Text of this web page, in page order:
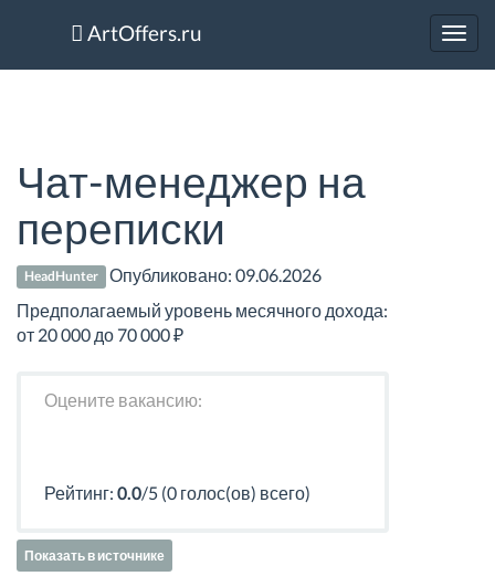
ArtOffers.ru
Чат-менеджер на
переписки
HeadHunter Опубликовано:09.06.2026
Предполагаемый уровень месячного дохода:
от 20 000 до 70 000 ₽
Оцените вакансию:
Рейтинг: 0.0/5 (0 голос(ов) всего)
Показать в источнике